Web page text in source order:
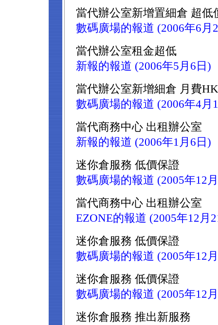
當代辦公室新增置細倉 超低
數碼廣場的報道 (2006年6月
當代辦公室租金超低
新報的報道 (2006年5月6日)
當代辦公室新增細倉 月費
數碼廣場的報道 (2006年4月
當代商務中心 出租辦公室
新報的報道 (2006年1月6日)
迷你倉服務 低價保證
數碼廣場的報道 (2005年12
當代商務中心 出租辦公室
EZONE的報道 (2005年12月
迷你倉服務 低價保證
數碼廣場的報道 (2005年12
迷你倉服務 低價保證
數碼廣場的報道 (2005年12
迷你倉服務 推出新服務